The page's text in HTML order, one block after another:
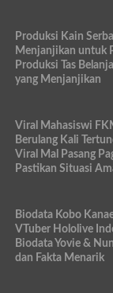
Produksi Kain
Menjanjikan untuk
Produksi Tas
yang Menjanjikan
Viral Mahasiswi
Berulang Kali
Viral Mal Pasang
Pastikan Situasi
Biodata Kobo
VTuber Hololive
Biodata Yovie &
dan Fakta Menarik